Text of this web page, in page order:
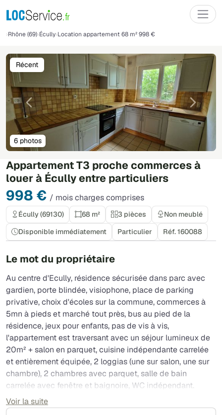
Rhône (69) Écully Location appartement 68 m² 998 €
Appartement T3 proche commerces à
louer à Écully entre particuliers
998 € / mois charges comprises
Précédente
6 photos
Récent
Écully (69130) 68 m² 3 pièces
Non meublé
Disponible immédiatement
Particulier Réf. 160088
Le mot du propriétaire
Au centre d'Ecully, résidence sécurisée dans parc avec
gardien, porte blindée, visiophone, place de parking
privative, choix d'écoles sur la commune, commerces à
5mn à pieds et marché tout près, bus au pied de la
résidence, jeux pour enfants, pas de vis à vis,
l'appartement est traversant avec un séjour lumineux de
20m² + salon en parquet, cuisine indépendante carrelée
et entièrement équipée, 2 loggias (une sur salon, une sur
chambre), 2 chambres avec parquet, salle de bain
carrelée avec fenêtre et baignoire, WC indépendant.
Internet avec la fibre. Une grande cave complète ce bien.
Le loyer inclus une provision estimative de 182 € de
Voir la suite